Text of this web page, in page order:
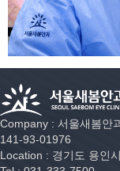
Company : 서울새봄안
141-93-01976
Location : 경기도 용인